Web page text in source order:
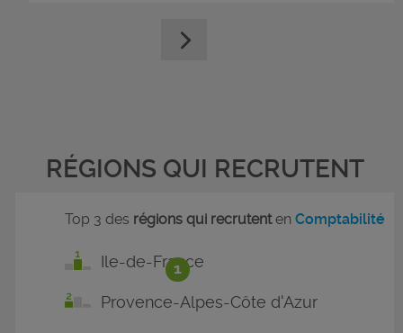
RÉGIONS QUI RECRUTENT
1
Top 3 des régions qui recrutentenComptabilité
Ile-de-France
Provence-Alpes-Côte d'Azur